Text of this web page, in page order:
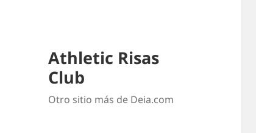
Athletic Risas
Club
Otro sitio más de Deia.com